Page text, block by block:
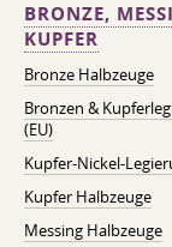
BRONZE,
KUPFER
Bronze Halbzeuge
Bronzen &
(EU)
Kupfer-Nickel-
Kupfer Halbzeuge
Messing Halbzeuge